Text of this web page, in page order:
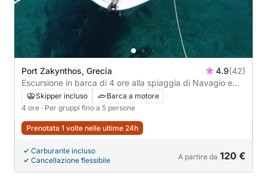
Port Zakynthos, Grecia 4.9(42)
Escursione in barca di 4 ore alla spiaggia di Navagio e
alle Grotte Blu
Skipper incluso
Barca a motore
4 ore · Per gruppi fino a 5 persone
Prenotata 1 volte nelle ultime 24h
Carburante incluso
Cancellazione flessibile
A partire da 120 €